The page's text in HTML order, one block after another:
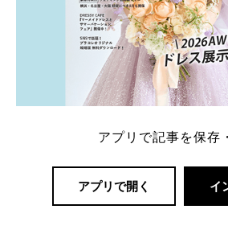
アプリで記事を保存
アプリで開く イ